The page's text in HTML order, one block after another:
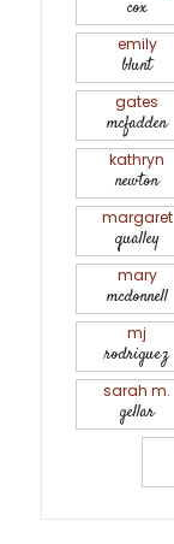
cox
emily
blunt
gates
mcfadden
kathryn
newton
margaret
qualley
mary
mcdonnell
mj
rodriguez
sarah m.
gellar